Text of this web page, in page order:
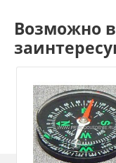
Возможно